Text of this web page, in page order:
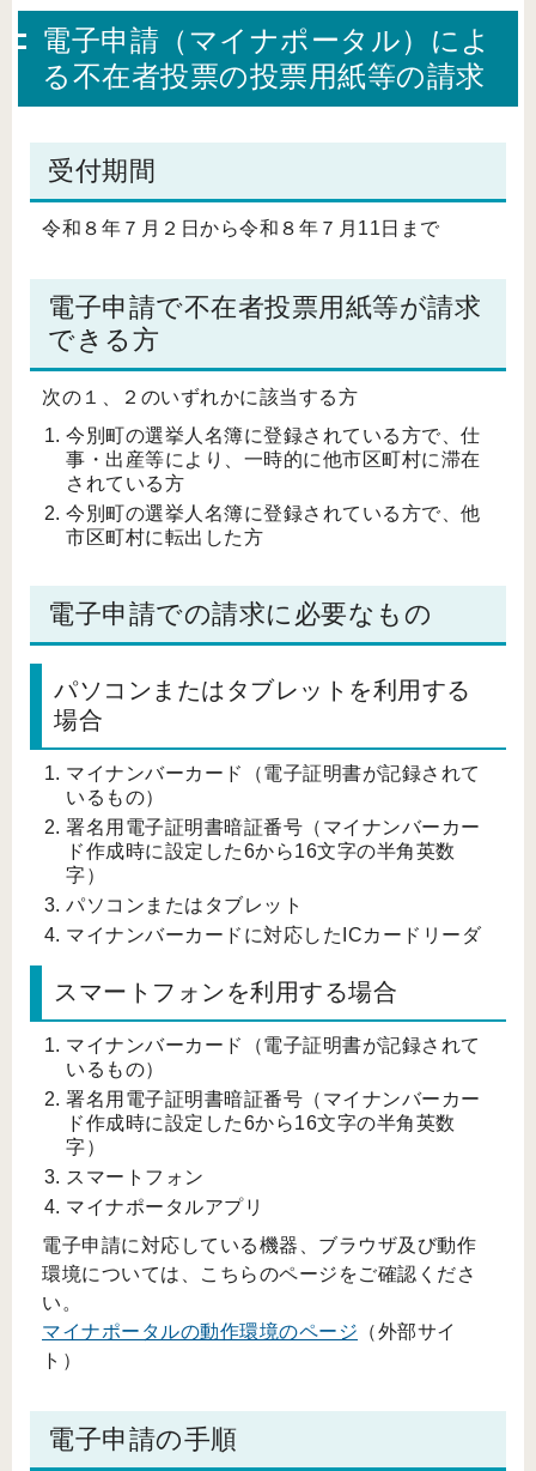
電子申請（マイナポータル）によ
る不在者投票の投票用紙等の請求
受付期間
令和８年７月２日から令和８年７月11日まで
電子申請で不在者投票用紙等が請求
できる方
次の１、２のいずれかに該当する方
今別町の選挙人名簿に登録されている方で、仕
事・出産等により、一時的に他市区町村に滞在
されている方
今別町の選挙人名簿に登録されている方で、他
市区町村に転出した方
電子申請での請求に必要なもの
パソコンまたはタブレットを利用する
場合
マイナンバーカード（電子証明書が記録されて
いるもの）
署名用電子証明書暗証番号（マイナンバーカー
ド作成時に設定した6から16文字の半角英数
字）
パソコンまたはタブレット
マイナンバーカードに対応したICカードリーダ
スマートフォンを利用する場合
マイナンバーカード（電子証明書が記録されて
いるもの）
署名用電子証明書暗証番号（マイナンバーカー
ド作成時に設定した6から16文字の半角英数
字）
スマートフォン
マイナポータルアプリ
電子申請に対応している機器、ブラウザ及び動作
環境については、こちらのページをご確認くださ
い。
マイナポータルの動作環境のページ （外部サイ
ト）
電子申請の手順